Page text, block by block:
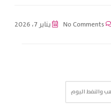
يناير 7، 2026
والنفط اليوم